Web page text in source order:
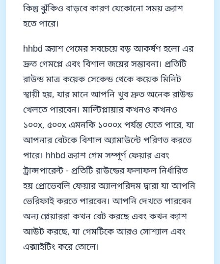
কিন্তু ঝুঁকিও বাড়বে কারণ যেকোনো সময় ক্র্যাশ
হতে পারে।
hhbd ক্র্যাশ গেমের সবচেয়ে বড় আকর্ষণ হলো এর
দ্রুত গেমপ্লে এবং বিশাল জয়ের সম্ভাবনা। প্রতিটি
রাউন্ড মাত্র কয়েক সেকেন্ড থেকে কয়েক মিনিট
স্থায়ী হয়, যার মানে আপনি খুব দ্রুত অনেক রাউন্ড
খেলতে পারবেন। মাল্টিপ্লায়ার কখনও কখনও
১০০x, ৫০০x এমনকি ১০০০x পর্যন্ত যেতে পারে, যা
আপনার বেটকে বিশাল অ্যামাউন্টে পরিণত করতে
পারে। hhbd ক্র্যাশ গেম সম্পূর্ণ ফেয়ার এবং
ট্রান্সপারেন্ট - প্রতিটি রাউন্ডের ফলাফল নির্ধারিত
হয় প্রোভেবলি ফেয়ার অ্যালগরিদম দ্বারা যা আপনি
ভেরিফাই করতে পারবেন। আপনি দেখতে পারবেন
অন্য প্লেয়াররা কখন বেট করছে এবং কখন ক্যাশ
আউট করছে, যা গেমটিকে আরও সোশ্যাল এবং
এক্সাইটিং করে তোলে।